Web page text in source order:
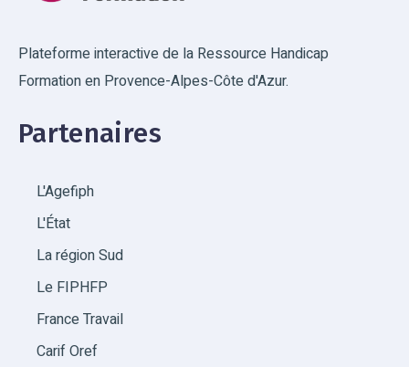
Plateforme interactive de la Ressource Handicap
Formation en Provence-Alpes-Côte d'Azur.
Partenaires
L'Agefiph
L'État
La région Sud
Le FIPHFP
France Travail
Carif Oref